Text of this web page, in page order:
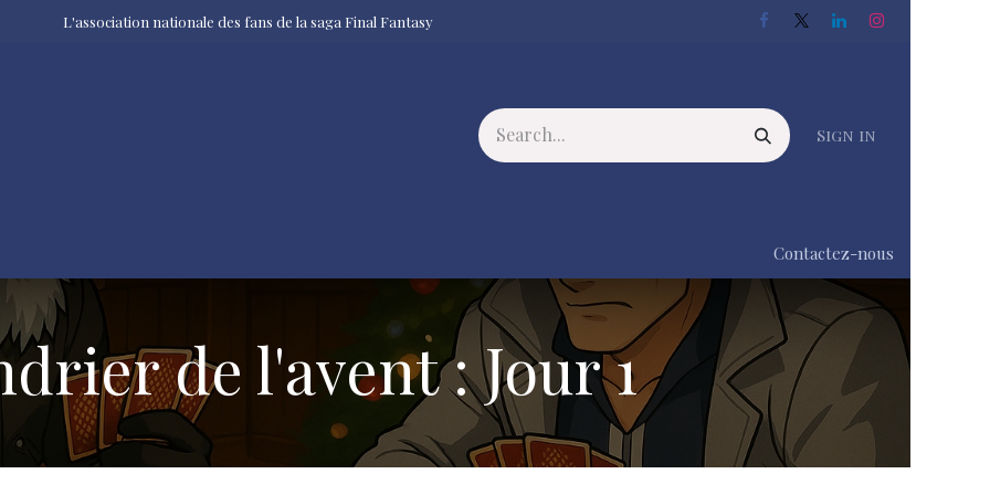
L'association nationale des fans de la saga Final Fantasy
Sign in
Contactez-nous
de l'avent : Jour 1